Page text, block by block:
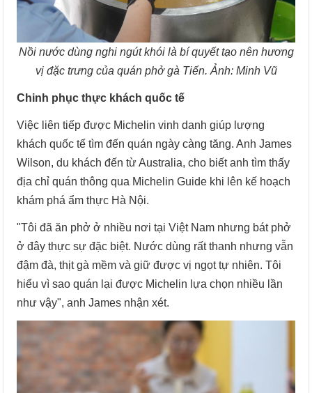
Nồi nước dùng nghi ngút khói là bí quyết tạo nên hương
vị đặc trưng của quán phở gà Tiến. Ảnh: Minh Vũ
Chinh phục thực khách quốc tế
Việc liên tiếp được Michelin vinh danh giúp lượng
khách quốc tế tìm đến quán ngày càng tăng. Anh James
Wilson, du khách đến từ Australia, cho biết anh tìm thấy
địa chỉ quán thông qua Michelin Guide khi lên kế hoạch
khám phá ẩm thực Hà Nội.
"Tôi đã ăn phở ở nhiều nơi tại Việt Nam nhưng bát phở
ở đây thực sự đặc biệt. Nước dùng rất thanh nhưng vẫn
đậm đà, thịt gà mềm và giữ được vị ngọt tự nhiên. Tôi
hiểu vì sao quán lại được Michelin lựa chọn nhiều lần
như vậy", anh James nhận xét.